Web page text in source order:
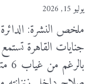
يوليو 15, 2026
ملخص النشرة:
جنايات القاهرة